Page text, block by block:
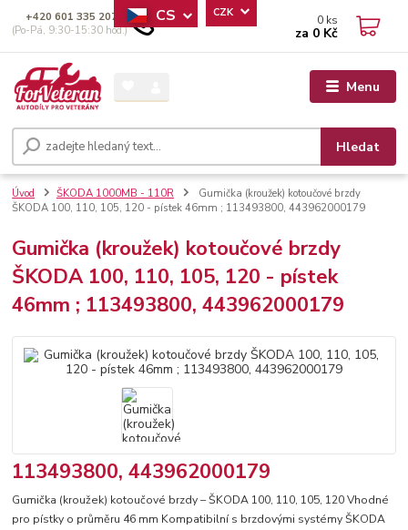
Menu
CS CZK
Hledat
+420 601 335 207
(Po-Pá, 9:30-15:30 hod.)
0 ks
za 0 Kč
Úvod ŠKODA 1000MB - 110R
Gumička (kroužek) kotoučové brzdy
ŠKODA 100, 110, 105, 120 - pístek 46mm ; 113493800, 443962000179
Gumička (kroužek) kotoučové brzdy
ŠKODA 100, 110, 105, 120 - pístek
46mm ; 113493800, 443962000179
113493800, 443962000179
Gumička (kroužek) kotoučové brzdy – ŠKODA 100, 110, 105, 120 Vhodné
pro pístky o průměru 46 mm Kompatibilní s brzdovými systémy ŠKODA